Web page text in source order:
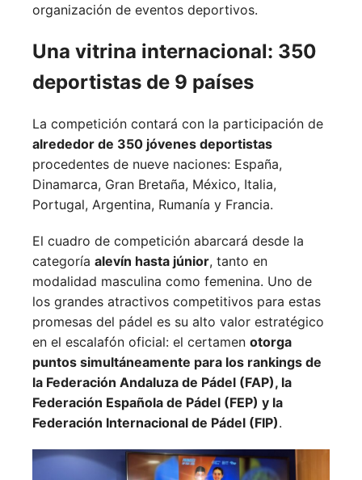
organización de eventos deportivos.
Una vitrina internacional: 350
deportistas de 9 países
La competición contará con la participación de
alrededor de 350 jóvenes deportistas
procedentes de nueve naciones: España,
Dinamarca, Gran Bretaña, México, Italia,
Portugal, Argentina, Rumanía y Francia.
El cuadro de competición abarcará desde la
categoría alevín hasta júnior, tanto en
modalidad masculina como femenina. Uno de
los grandes atractivos competitivos para estas
promesas del pádel es su alto valor estratégico
en el escalafón oficial: el certamen otorga
puntos simultáneamente para los rankings de
la Federación Andaluza de Pádel (FAP), la
Federación Española de Pádel (FEP) y la
Federación Internacional de Pádel (FIP).